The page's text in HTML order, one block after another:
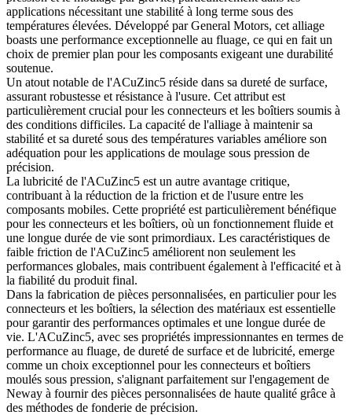
applications nécessitant une stabilité à long terme sous des
températures élevées. Développé par General Motors, cet alliage
boasts une performance exceptionnelle au fluage, ce qui en fait un
choix de premier plan pour les composants exigeant une durabilité
soutenue.
Un atout notable de l'ACuZinc5 réside dans sa dureté de surface,
assurant robustesse et résistance à l'usure. Cet attribut est
particulièrement crucial pour les connecteurs et les boîtiers soumis à
des conditions difficiles. La capacité de l'alliage à maintenir sa
stabilité et sa dureté sous des températures variables améliore son
adéquation pour les applications de moulage sous pression de
précision.
La lubricité de l'ACuZinc5 est un autre avantage critique,
contribuant à la réduction de la friction et de l'usure entre les
composants mobiles. Cette propriété est particulièrement bénéfique
pour les connecteurs et les boîtiers, où un fonctionnement fluide et
une longue durée de vie sont primordiaux. Les caractéristiques de
faible friction de l'ACuZinc5 améliorent non seulement les
performances globales, mais contribuent également à l'efficacité et à
la fiabilité du produit final.
Dans la fabrication de pièces personnalisées, en particulier pour les
connecteurs et les boîtiers, la sélection des matériaux est essentielle
pour garantir des performances optimales et une longue durée de
vie. L'ACuZinc5, avec ses propriétés impressionnantes en termes de
performance au fluage, de dureté de surface et de lubricité, emerge
comme un choix exceptionnel pour les connecteurs et boîtiers
moulés sous pression, s'alignant parfaitement sur l'engagement de
Neway à fournir des pièces personnalisées de haute qualité grâce à
des méthodes de fonderie de précision.